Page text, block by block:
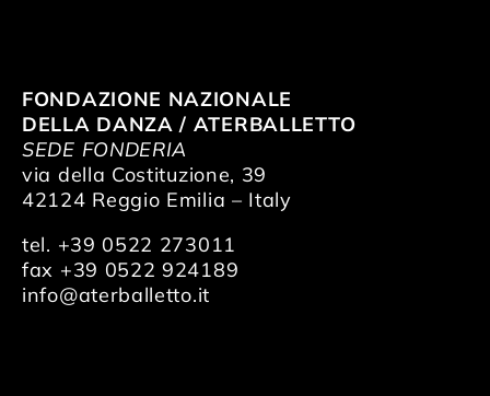
FONDAZIONE NAZIONALE
DELLA DANZA / ATERBALLETTO
SEDE FONDERIA
via della Costituzione, 39
42124 Reggio Emilia – Italy
tel. +39 0522 273011
fax +39 0522 924189
info@aterballetto.it